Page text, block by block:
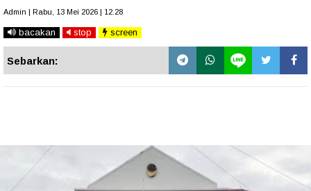
Admin | Rabu, 13 Mei 2026 | 12.28
bacakan stop screen
Sebarkan: